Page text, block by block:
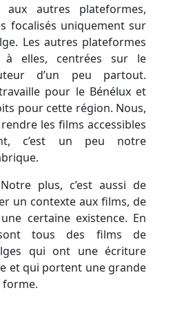
autres plateformes,
focalisés uniquement sur
Les autres plateformes
à elles, centrées sur le
d’un peu partout.
pour le Bénélux et
pour cette région. Nous,
les films accessibles
c’est un peu notre
Notre plus, c’est aussi de
un contexte aux films, de
certaine existence. En
tous des films de
qui ont une écriture
et qui portent une grande